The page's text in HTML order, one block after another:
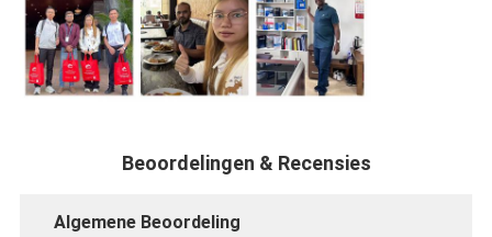
Beoordelingen & Recensies
Algemene Beoordeling